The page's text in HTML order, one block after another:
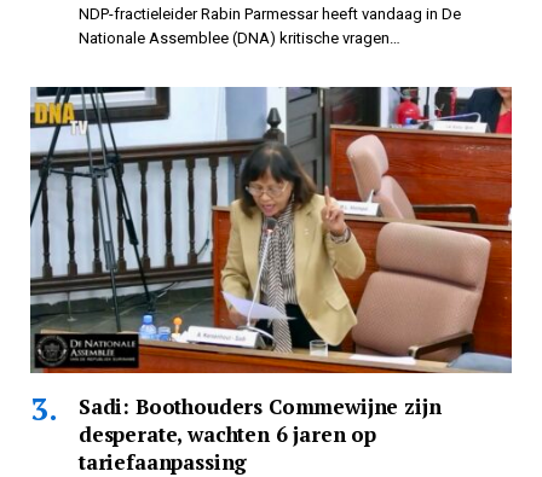
NDP-fractieleider Rabin Parmessar heeft vandaag in De
Nationale Assemblee (DNA) kritische vragen…
Sadi: Boothouders Commewijne zijn
desperate, wachten 6 jaren op
tariefaanpassing